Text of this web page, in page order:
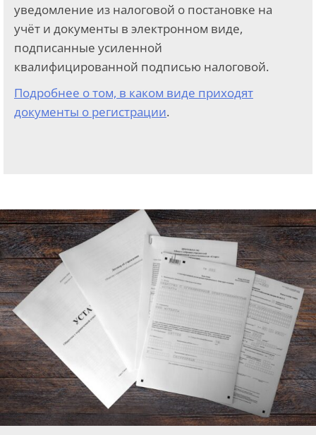
уведомление из налоговой о постановке на
учёт и документы в электронном виде,
подписанные усиленной
квалифицированной подписью налоговой.
Подробнее о том, в каком виде приходят
документы о регистрации.